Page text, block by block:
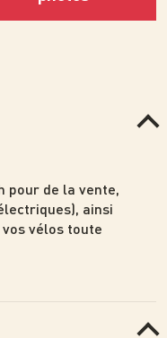
pour de la vente,
ainsi
vélos toute